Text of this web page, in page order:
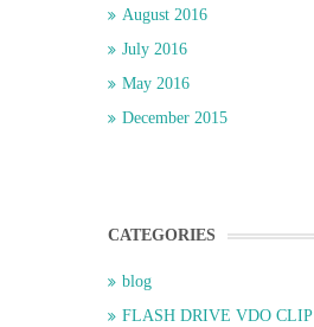
August 2016
July 2016
May 2016
December 2015
CATEGORIES
blog
FLASH DRIVE VDO CLIP